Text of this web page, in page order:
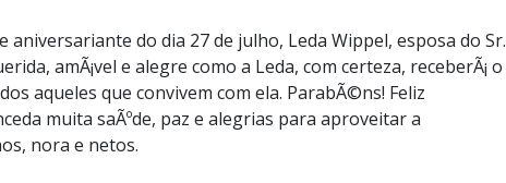
aniversariante do dia 27 de julho, Leda Wippel, esposa do Sr.
amÃ¡vel e alegre como a Leda, com certeza, receberÃ¡ o
aqueles que convivem com ela. ParabÃ©ns! Feliz
muita saÃºde, paz e alegrias para aproveitar a
nora e netos.